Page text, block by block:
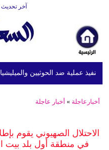
آخر تحديث GMT18:21:31
عملية ضد الحوثيين والميليشيات
أخبارعاجلة » أخبار عاجلة
الاحتلال الصهيوني يقوم
في منطقة أول بلد بيت